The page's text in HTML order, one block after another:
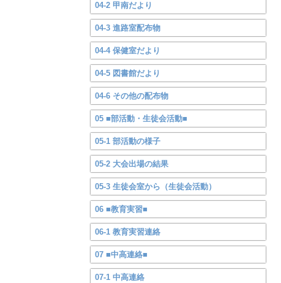
04-2 甲南だより
04-3 進路室配布物
04-4 保健室だより
04-5 図書館だより
04-6 その他の配布物
05 ■部活動・生徒会活動■
05-1 部活動の様子
05-2 大会出場の結果
05-3 生徒会室から（生徒会活動）
06 ■教育実習■
06-1 教育実習連絡
07 ■中高連絡■
07-1 中高連絡